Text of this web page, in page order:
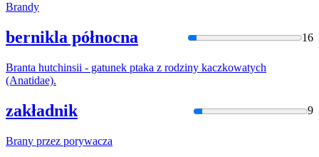
Brandy
bernikla północna 16
Branta hutchinsii - gatunek ptaka z rodziny kaczkowatych
(Anatidae).
zakładnik 9
Brany przez porywacza